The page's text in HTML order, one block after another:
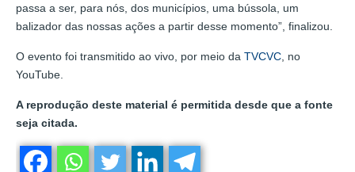
passa a ser, para nós, dos municípios, uma bússola, um
balizador das nossas ações a partir desse momento”, finalizou.
O evento foi transmitido ao vivo, por meio da TVCVC , no
YouTube.
A reprodução deste material é permitida desde que a fonte
seja citada.